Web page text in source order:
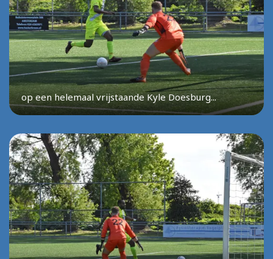
op een helemaal vrijstaande Kyle Doesburg...